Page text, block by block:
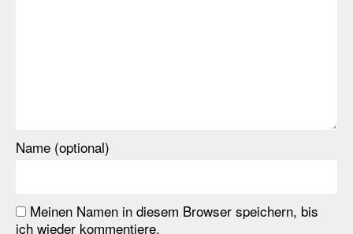
Name (optional)
Meinen Namen in diesem Browser speichern, bis
ich wieder kommentiere.